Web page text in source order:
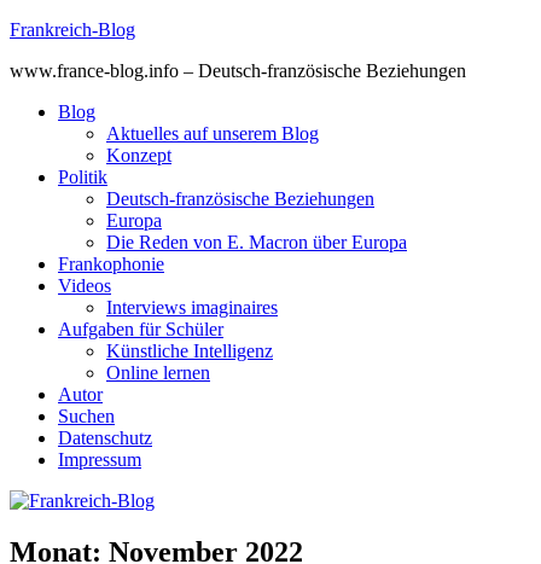
Skip
content
Frankreich-Blog
www.france-blog.info – Deutsch-französische Beziehungen
Blog
Aktuelles auf unserem Blog
Konzept
Politik
Deutsch-französische Beziehungen
Europa
Die Reden von E. Macron über Europa
Frankophonie
Videos
Interviews imaginaires
Aufgaben für Schüler
Künstliche Intelligenz
Online lernen
Autor
Suchen
Datenschutz
Impressum
Monat: November 2022